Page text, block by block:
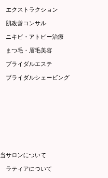
エクストラクション
肌改善コンサル
ニキビ・アトピー治療
まつ毛・眉毛美容
ブライダルエステ
ブライダルシェービング
当サロンについて
ラティアについて